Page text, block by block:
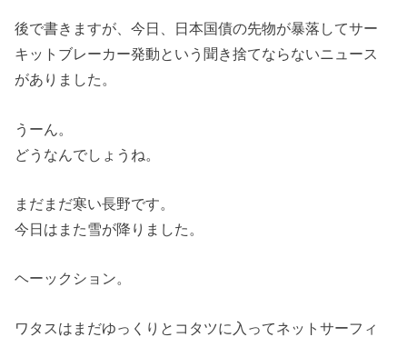
後で書きますが、今日、日本国債の先物が暴落してサー
キットブレーカー発動という聞き捨てならないニュース
がありました。
うーん。
どうなんでしょうね。
まだまだ寒い長野です。
今日はまた雪が降りました。
ヘーックション。
ワタスはまだゆっくりとコタツに入ってネットサーフィ